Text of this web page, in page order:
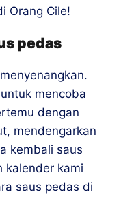
Orang Cile!
pedas
mencoba
dengan
mendengarkan
kembali saus
kalender kami
saus pedas di